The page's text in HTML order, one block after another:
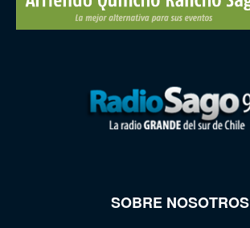
SOBRE NOSOTROS